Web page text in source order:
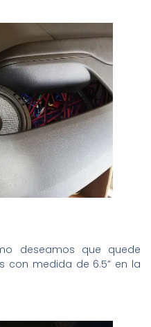
deseamos que quede
con medida de 6.5” en la